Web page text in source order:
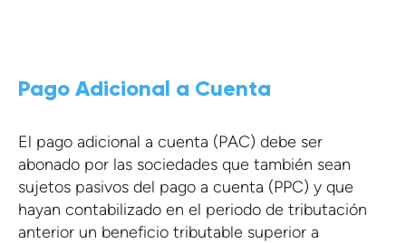
Pago Adicional a Cuenta
El pago adicional a cuenta (PAC) debe ser
abonado por las sociedades que también sean
sujetos pasivos del pago a cuenta (PPC) y que
hayan contabilizado en el periodo de tributación
anterior un beneficio tributable superior a